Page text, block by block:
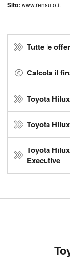
Sito: www.renauto.it
Tutte le
Calcola il
Toyota
Toyota
Toyota
Executive